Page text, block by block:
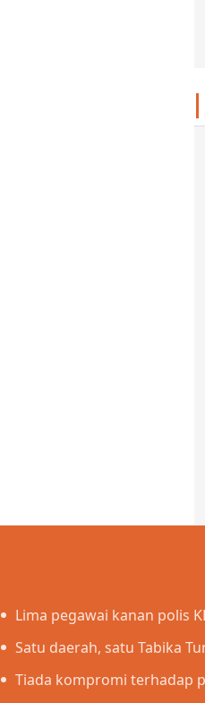
Lima pegawai kanan polis
pasukan
Satu daerah, satu Tabika
Tiada kompromi terhadap